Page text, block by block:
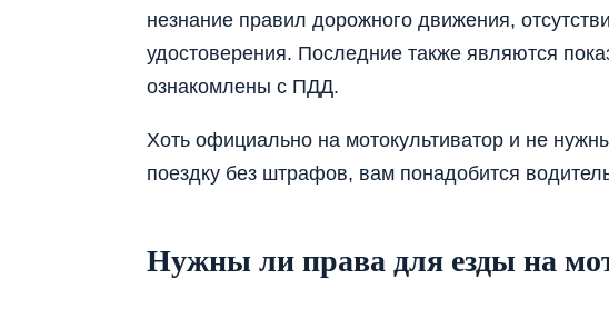
незнание правил дорожного движения,
удостоверения. Последние также являются
ознакомлены с ПДД.
Хоть официально на мотокультиватор и не
поездку без штрафов, вам понадобится
Нужны ли права для езды на